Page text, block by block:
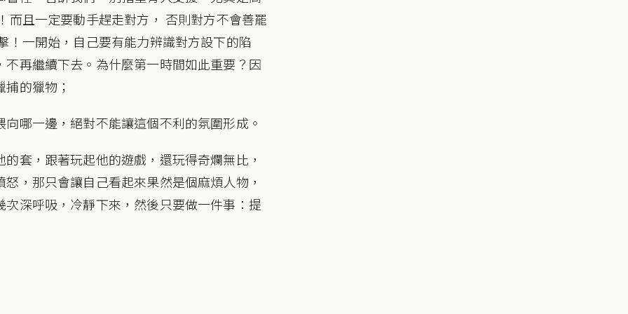
而且一定要動手趕走對方， 否則對方不會善罷
！一開始，自己要有能力辨識對方設下的陷
再繼續下去。為什麼第一時間如此重要？因
的獵物；
哪一邊，絕對不能讓這個不利的氛圍形成。
套，跟著玩起他的遊戲，還玩得奇爛無比，
，那只會讓自己看起來果然是個麻煩人物，
深呼吸，冷靜下來，然後只要做一件事：提